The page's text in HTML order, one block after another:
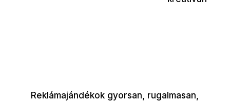
Reklámajándékok gyorsan, rugalmasan,